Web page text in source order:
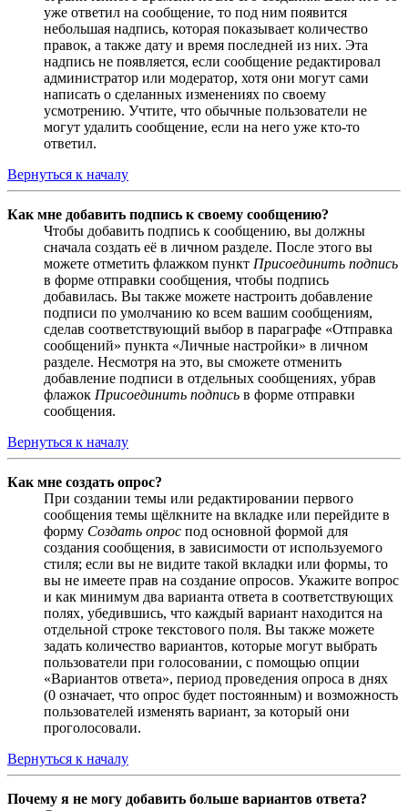
уже ответил на сообщение, то под ним появится
небольшая надпись, которая показывает количество
правок, а также дату и время последней из них. Эта
надпись не появляется, если сообщение редактировал
администратор или модератор, хотя они могут сами
написать о сделанных изменениях по своему
усмотрению. Учтите, что обычные пользователи не
могут удалить сообщение, если на него уже кто-то
ответил.
Вернуться к началу
Как мне добавить подпись к своему сообщению?
Чтобы добавить подпись к сообщению, вы должны
сначала создать её в личном разделе. После этого вы
можете отметить флажком пункт Присоединить подпись
в форме отправки сообщения, чтобы подпись
добавилась. Вы также можете настроить добавление
подписи по умолчанию ко всем вашим сообщениям,
сделав соответствующий выбор в параграфе «Отправка
сообщений» пункта «Личные настройки» в личном
разделе. Несмотря на это, вы сможете отменить
добавление подписи в отдельных сообщениях, убрав
флажок Присоединить подпись в форме отправки
сообщения.
Вернуться к началу
Как мне создать опрос?
При создании темы или редактировании первого
сообщения темы щёлкните на вкладке или перейдите в
форму Создать опрос под основной формой для
создания сообщения, в зависимости от используемого
стиля; если вы не видите такой вкладки или формы, то
вы не имеете прав на создание опросов. Укажите вопрос
и как минимум два варианта ответа в соответствующих
полях, убедившись, что каждый вариант находится на
отдельной строке текстового поля. Вы также можете
задать количество вариантов, которые могут выбрать
пользователи при голосовании, с помощью опции
«Вариантов ответа», период проведения опроса в днях
(0 означает, что опрос будет постоянным) и возможность
пользователей изменять вариант, за который они
проголосовали.
Вернуться к началу
Почему я не могу добавить больше вариантов ответа?